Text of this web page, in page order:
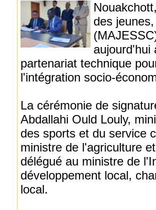
des
aujourd'hui
partenariat technique
l'intégration socio-
La cérémonie de
Abdallahi Ould Louly,
des sports et du service
ministre de l'agriculture
délégué au ministre de
développement local,
local.